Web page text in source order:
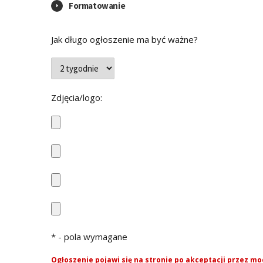
Formatowanie
Jak długo ogłoszenie ma być ważne?
Zdjęcia/logo:
* - pola wymagane
Ogłoszenie pojawi się na stronie po akceptacji przez